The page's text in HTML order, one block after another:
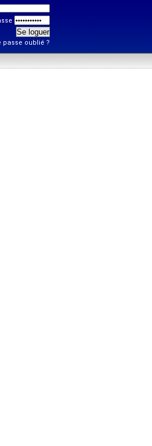
passe oublié ?